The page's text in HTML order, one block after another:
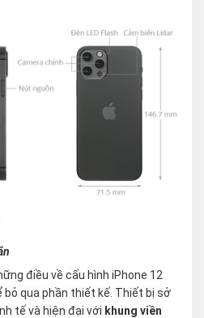
điều về cấu hình iPhone 12
bỏ qua phần thiết kế. Thiết bị sở
tế và hiện đại với khung viền